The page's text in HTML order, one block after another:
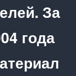
За
года